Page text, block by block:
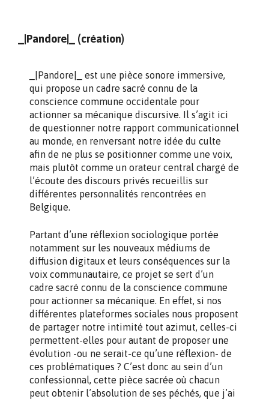
_|Pandore|_ (création)
_|Pandore|_ est une pièce sonore immersive,
qui propose un cadre sacré connu de la
conscience commune occidentale pour
actionner sa mécanique discursive. Il s’agit ici
de questionner notre rapport communicationnel
au monde, en renversant notre idée du culte
afin de ne plus se positionner comme une voix,
mais plutôt comme un orateur central chargé de
l’écoute des discours privés recueillis sur
différentes personnalités rencontrées en
Belgique.
Partant d’une réflexion sociologique portée
notamment sur les nouveaux médiums de
diffusion digitaux et leurs conséquences sur la
voix communautaire, ce projet se sert d’un
cadre sacré connu de la conscience commune
pour actionner sa mécanique. En effet, si nos
différentes plateformes sociales nous proposent
de partager notre intimité tout azimut, celles-ci
permettent-elles pour autant de proposer une
évolution -ou ne serait-ce qu’une réflexion- de
ces problématiques ? C’est donc au sein d’un
confessionnal, cette pièce sacrée où chacun
peut obtenir l’absolution de ses péchés, que j’ai